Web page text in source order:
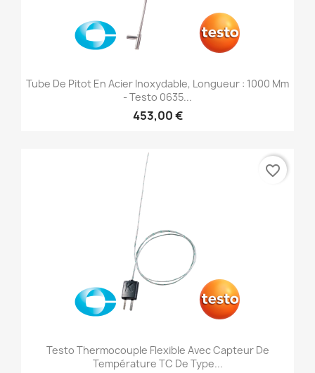
Tube De Pitot En Acier Inoxydable, Longueur : 1000 Mm
- Testo 0635...
453,00 €
Testo Thermocouple Flexible Avec Capteur De
Température TC De Type...
favorite_border